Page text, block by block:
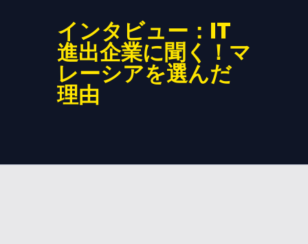
インタビュー：IT
進出企業に聞く！マ
レーシアを選んだ
理由